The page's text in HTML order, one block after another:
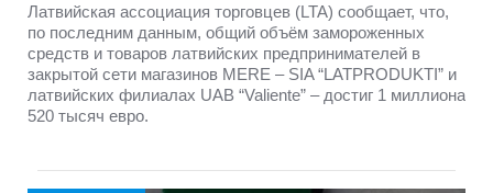
Латвийская ассоциация торговцев (LTA) сообщает, что,
по последним данным, общий объём замороженных
средств и товаров латвийских предпринимателей в
закрытой сети магазинов MERE – SIA “LATPRODUKTI” и
латвийских филиалах UAB “Valiente” – достиг 1 миллиона
520 тысяч евро.